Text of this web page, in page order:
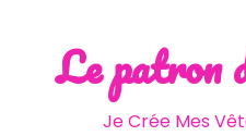
contentLe patron
Je Crée Mes